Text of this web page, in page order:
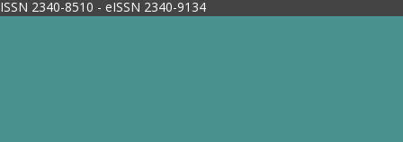
ISSN 2340-8510 - eISSN 2340-9134